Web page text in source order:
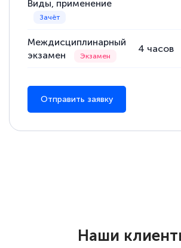
квалификации. Ещё раз -
Знаток города 5 уровня
11 марта 2026
Всем добрый день! Я прошла
специалисты, ответили на все
Виды, применение
Междисциплинарный
экзамен
4 часов
Отправить заявку
Наши